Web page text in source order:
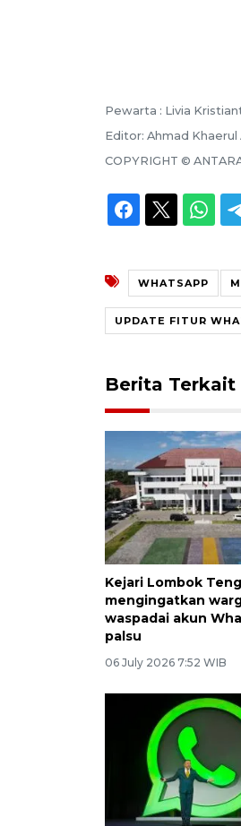
Pewarta : Livia
Editor: Ahmad Khaerul
COPYRIGHT ©
WHATSAPP
UPDATE FITUR
Berita Terkait
Kejari Lombok
mengingatkan
waspadai akun
palsu
06 July 2026 7:52 WIB